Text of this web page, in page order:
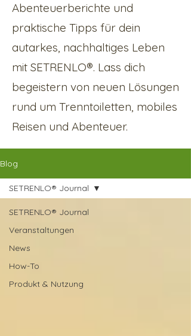
Abenteuerberichte und
praktische Tipps für dein
autarkes, nachhaltiges Leben
mit SETRENLO®. Lass dich
begeistern von neuen Lösungen
rund um Trenntoiletten, mobiles
Reisen und Abenteuer.
Blog
SETRENLO® Journal
Veranstaltungen
News
How-To
Produkt & Nutzung
SETRENLO® Journal